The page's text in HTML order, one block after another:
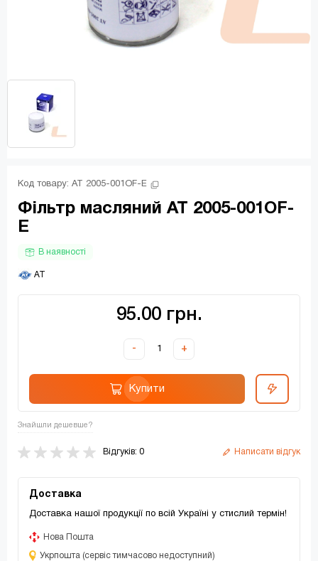
Код товару: AT 2005-001OF-E
Фільтр масляний AT 2005-001OF-
E
В наявності
AT
95.00 грн.
- +
Купити
Знайшли дешевше?
Відгуків: 0 Написати відгук
Доставка
Доставка нашої продукції по всій Україні у стислий термін!
Нова Пошта
Укрпошта (сервіс тимчасово недоступний)